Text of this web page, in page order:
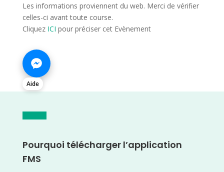
Les informations proviennent du web. Merci de vérifier
celles-ci avant toute course.
Cliquez ICI pour préciser cet Evènement
Aide
Pourquoi télécharger l’application
FMS